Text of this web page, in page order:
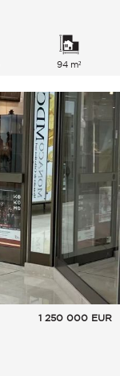
94 m²
1 250 000 EUR